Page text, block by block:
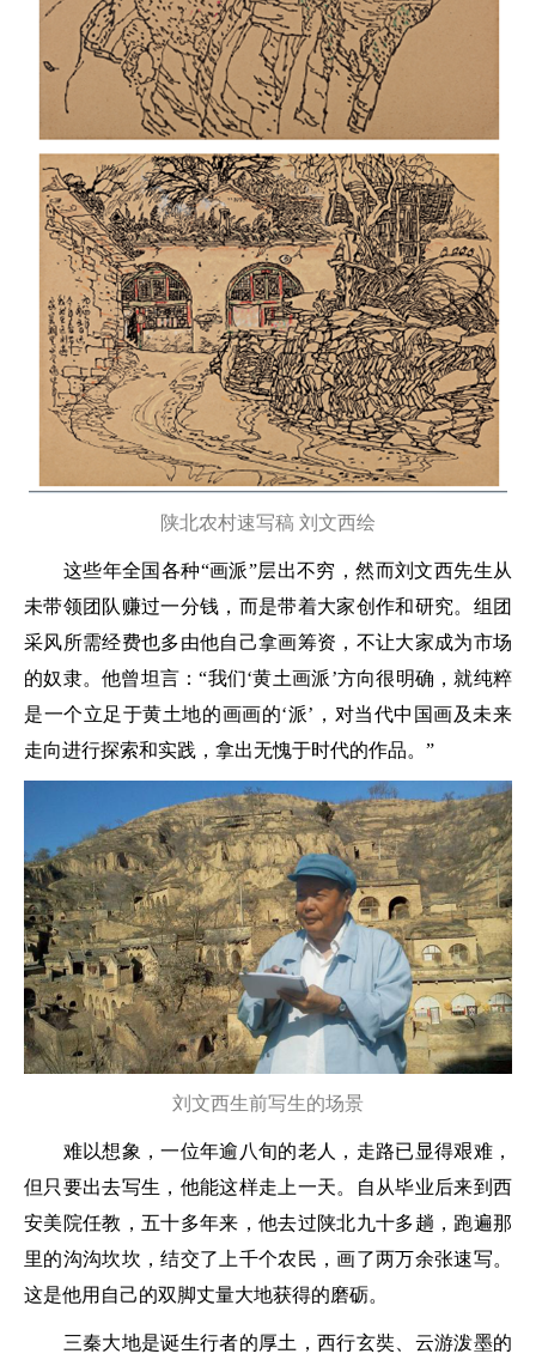
陕北农村速写稿 刘文西绘
这些年全国各种“画派”层出不穷，然而刘文西先生从
未带领团队赚过一分钱，而是带着大家创作和研究。组团
采风所需经费也多由他自己拿画筹资，不让大家成为市场
的奴隶。他曾坦言：“我们‘黄土画派’方向很明确，就纯粹
是一个立足于黄土地的画画的‘派’，对当代中国画及未来
走向进行探索和实践，拿出无愧于时代的作品。”
刘文西生前写生的场景
难以想象，一位年逾八旬的老人，走路已显得艰难，
但只要出去写生，他能这样走上一天。自从毕业后来到西
安美院任教，五十多年来，他去过陕北九十多趟，跑遍那
里的沟沟坎坎，结交了上千个农民，画了两万余张速写。
这是他用自己的双脚丈量大地获得的磨砺。
三秦大地是诞生行者的厚土，西行玄奘、云游泼墨的